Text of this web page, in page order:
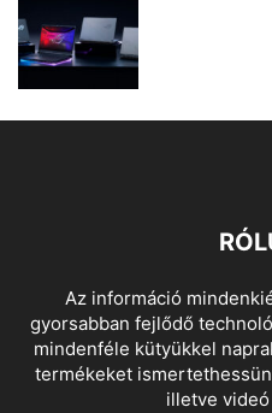
Az információ
gyorsabban fejlődő
mindenféle kütyükkel
termékeket
illetve